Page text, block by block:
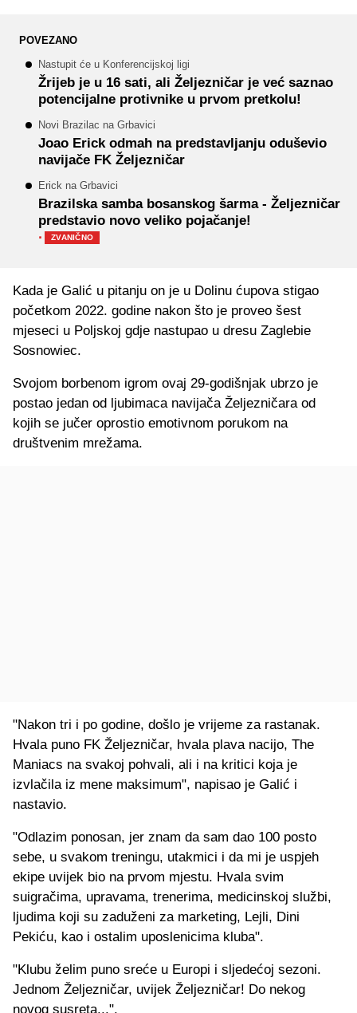
POVEZANO
Nastupit će u Konferencijskoj ligi
Žrijeb je u 16 sati, ali Željezničar je već saznao
potencijalne protivnike u prvom pretkolu!
Novi Brazilac na Grbavici
Joao Erick odmah na predstavljanju oduševio
navijače FK Željezničar
Erick na Grbavici
Brazilska samba bosanskog šarma - Željezničar
predstavio novo veliko pojačanje!
· ZVANIČNO
Kada je Galić u pitanju on je u Dolinu ćupova stigao
početkom 2022. godine nakon što je proveo šest
mjeseci u Poljskoj gdje nastupao u dresu Zaglebie
Sosnowiec.
Svojom borbenom igrom ovaj 29-godišnjak ubrzo je
postao jedan od ljubimaca navijača Željezničara od
kojih se jučer oprostio emotivnom porukom na
društvenim mrežama.
"Nakon tri i po godine, došlo je vrijeme za rastanak.
Hvala puno FK Željezničar, hvala plava nacijo, The
Maniacs na svakoj pohvali, ali i na kritici koja je
izvlačila iz mene maksimum", napisao je Galić i
nastavio.
"Odlazim ponosan, jer znam da sam dao 100 posto
sebe, u svakom treningu, utakmici i da mi je uspjeh
ekipe uvijek bio na prvom mjestu. Hvala svim
suigračima, upravama, trenerima, medicinskoj službi,
ljudima koji su zaduženi za marketing, Lejli, Dini
Pekiću, kao i ostalim uposlenicima kluba".
"Klubu želim puno sreće u Europi i sljedećoj sezoni.
Jednom Željezničar, uvijek Željezničar! Do nekog
novog susreta...".